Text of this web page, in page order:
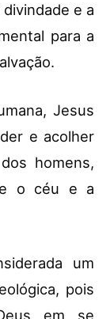
e a
para a
Jesus
e acolher
homens,
o céu e a
um
pois
em se